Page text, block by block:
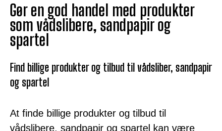
Gør en god handel med produkter
som vådslibere, sandpapir og
spartel
Find billige produkter og tilbud til vådsliber, sandpapir
og spartel
At finde billige produkter og tilbud til
vådslibere, sandpapir og spartel kan være